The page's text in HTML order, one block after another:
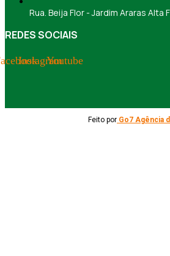
Rua. Beija Flor - Jardim Araras Alta
REDES SOCIAIS
InstagramYoutube
Feito por Go7 Agência